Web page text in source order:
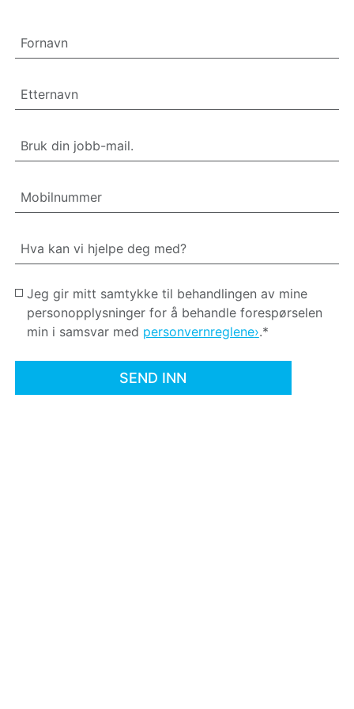
Fornavn
Etternavn
Bruk din jobb-mail.
Mobilnummer
Hva kan vi hjelpe deg med?
Jeg gir mitt samtykke til behandlingen av mine
personopplysninger for å behandle forespørselen
min i samsvar med personvernreglene .*